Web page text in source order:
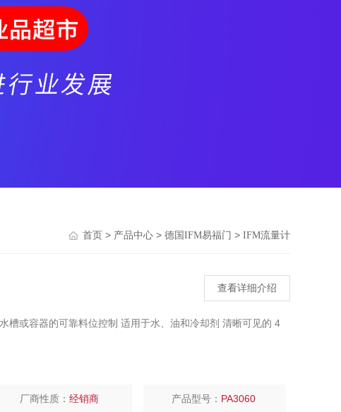
首页 > 产品中心 > 德国IFM易福门 > IFM流量计
查看详细介绍
槽或容器的可靠料位控制 适用于水、油和冷却剂 清晰可见的 4
厂商性质：经销商 产品型号： PA3060